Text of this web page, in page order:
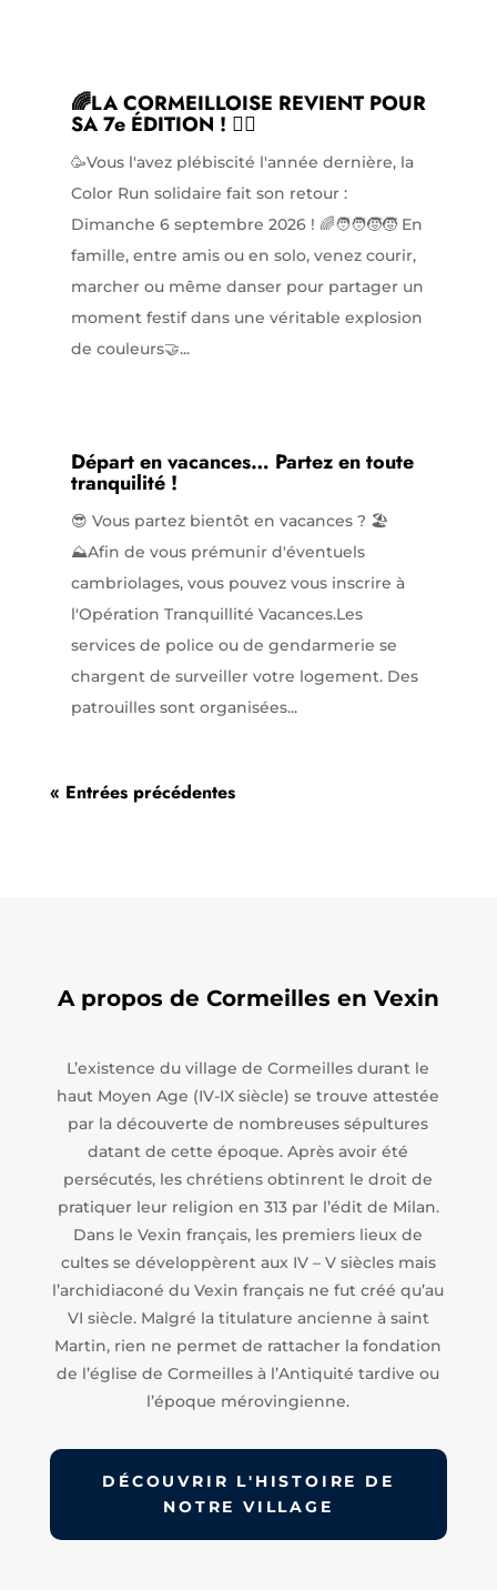
🌈LA CORMEILLOISE REVIENT POUR
SA 7e ÉDITION ! 🏃‍♀️
🥳Vous l'avez plébiscité l'année dernière, la
Color Run solidaire fait son retour :
Dimanche 6 septembre 2026 ! 🌈🧑‍🧑‍🧒‍🧒 En
famille, entre amis ou en solo, venez courir,
marcher ou même danser pour partager un
moment festif dans une véritable explosion
de couleurs🤝...
Départ en vacances… Partez en toute
tranquilité !
😎 Vous partez bientôt en vacances ? 🏖️
⛰️Afin de vous prémunir d'éventuels
cambriolages, vous pouvez vous inscrire à
l'Opération Tranquillité Vacances.Les
services de police ou de gendarmerie se
chargent de surveiller votre logement. Des
patrouilles sont organisées...
« Entrées précédentes
A propos de Cormeilles en Vexin
L’existence du village de Cormeilles durant le
haut Moyen Age (IV-IX siècle) se trouve attestée
par la découverte de nombreuses sépultures
datant de cette époque. Après avoir été
persécutés, les chrétiens obtinrent le droit de
pratiquer leur religion en 313 par l’édit de Milan.
Dans le Vexin français, les premiers lieux de
cultes se développèrent aux IV – V siècles mais
l’archidiaconé du Vexin français ne fut créé qu’au
VI siècle. Malgré la titulature ancienne à saint
Martin, rien ne permet de rattacher la fondation
de l’église de Cormeilles à l’Antiquité tardive ou
l’époque mérovingienne.
DÉCOUVRIR L'HISTOIRE DE
NOTRE VILLAGE